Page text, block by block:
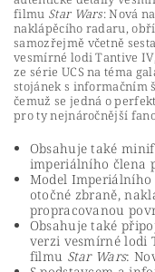
filmu Star Wars: Nová
naklápěcího radaru,
samozřejmě včetně
vesmírné lodi Tantive
ze série UCS na téma
stojánek s
čemuž se jedná o
pro ty nejnáročnější
Obsahuje také
imperiálního člena
Model
otočné zbraně,
propracovanou
Obsahuje také
verzi vesmírné lodi
filmu Star Wars: